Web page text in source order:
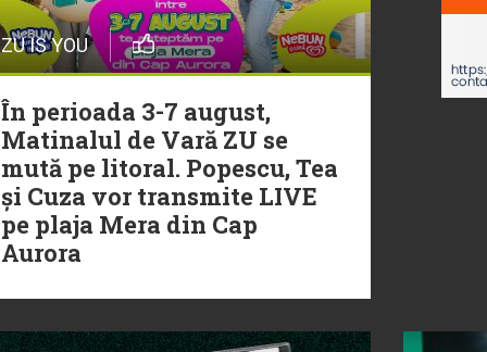
ZU IS YOU
În perioada 3-7 august,
Matinalul de Vară ZU se
mută pe litoral. Popescu, Tea
și Cuza vor transmite LIVE
pe plaja Mera din Cap
Aurora